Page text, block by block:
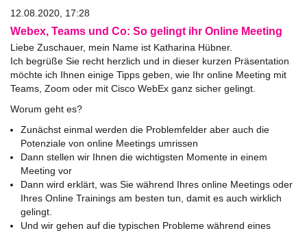
12.08.2020, 17:28
Webex, Teams und Co: So gelingt ihr Online Meeting
Liebe Zuschauer, mein Name ist Katharina Hübner.
Ich begrüße Sie recht herzlich und in dieser kurzen Präsentation
möchte ich Ihnen einige Tipps geben, wie Ihr online Meeting mit
Teams, Zoom oder mit Cisco WebEx ganz sicher gelingt.
Worum geht es?
Zunächst einmal werden die Problemfelder aber auch die
Potenziale von online Meetings umrissen
Dann stellen wir Ihnen die wichtigsten Momente in einem
Meeting vor
Dann wird erklärt, was Sie während Ihres online Meetings oder
Ihres Online Trainings am besten tun, damit es auch wirklich
gelingt.
Und wir gehen auf die typischen Probleme während eines